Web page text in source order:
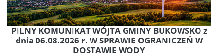
PILNY KOMUNIKAT WÓJTA GMINY BUKOWSKO z
dnia 06.08.2026 r. W SPRAWIE OGRANICZEŃ W
DOSTAWIE WODY